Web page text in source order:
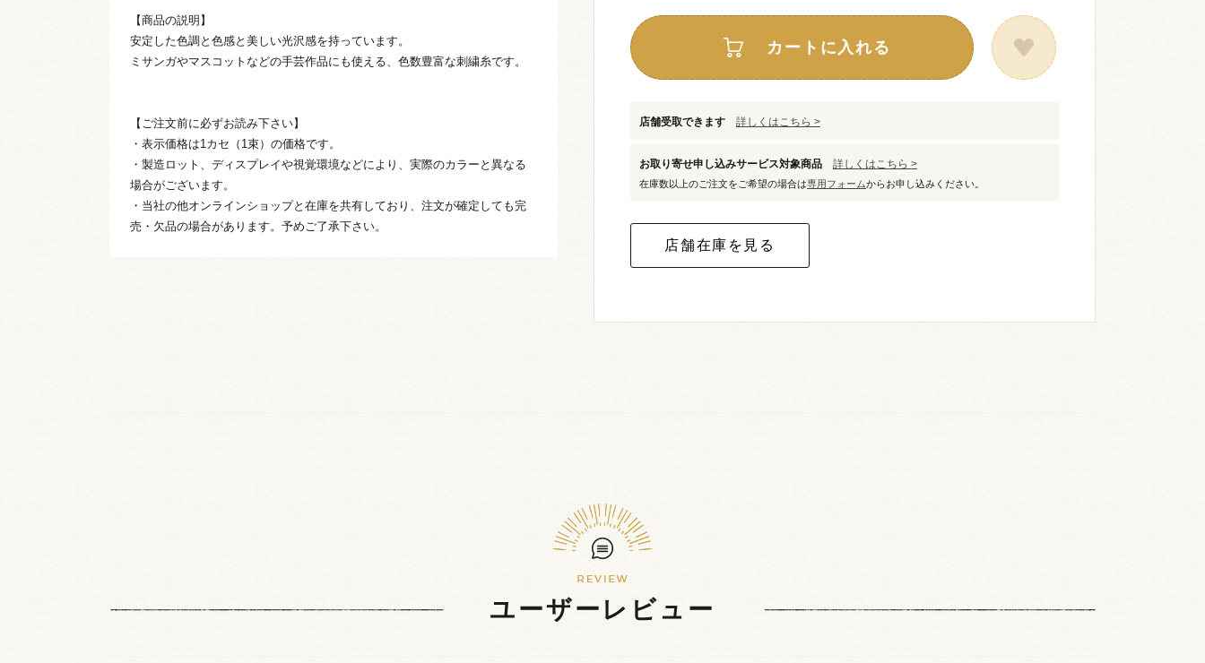
【商品の説明】
安定した色調と色感と美しい光沢感を持っています。
ミサンガやマスコットなどの手芸作品にも使える、色数豊富な刺繍糸です。
【ご注文前に必ずお読み下さい】
・表示価格は1カセ（1束）の価格です。
・製造ロット、ディスプレイや視覚環境などにより、実際のカラーと異なる
場合がございます。
・当社の他オンラインショップと在庫を共有しており、注文が確定しても完
売・欠品の場合があります。予めご了承下さい。
カートに入れる
店舗受取できます 詳しくはこちら >
お取り寄せ申し込みサービス対象商品 詳しくはこちら >
在庫数以上のご注文をご希望の場合は専用フォームからお申し込みください。
ユーザーレビュー